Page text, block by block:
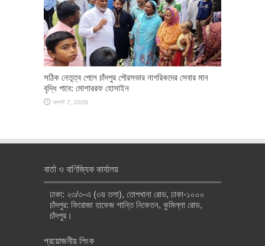
সঠিক নেতৃত্ব পেলে চাঁদপুর পৌরসভার নাগরিকদের সেবার মান
বৃদ্ধি পাবে: মোশাররফ হোসাইন
আগস্ট 7, 2026
বার্তা ও বাণিজ্যিক কার্যালয়
ঢাকা: ২৩/৩-এ (৩য় তলা), তোপখানা রোড, ঢাকা-১০০০
চাঁদপুর: ফিরোজা হাফেজ শান্তি নিকেতন, কুমিল্লা রোড,
চাঁদপুর।
প্রয়োজনীয় লিংক